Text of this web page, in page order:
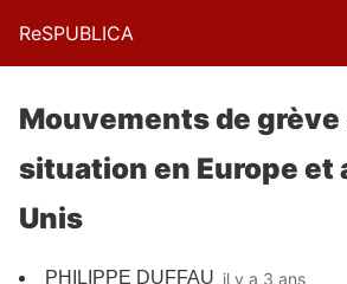
ReSPUBLICA
Mouvements de grève
situation en Europe et
Unis
PHILIPPE DUFFAU il y a 3 ans